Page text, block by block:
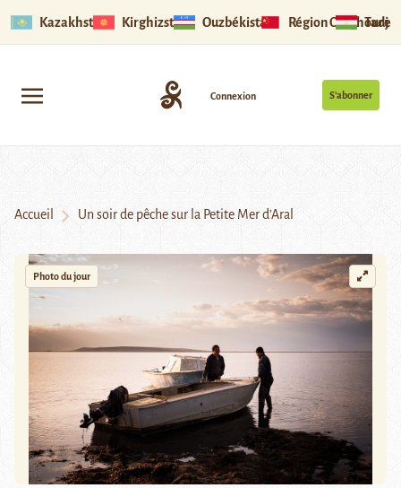
Kazakhstan Kirghizstan Ouzbékistan Région Ouïghoure
S’abonner
Connexion
Accueil Un soir de pêche sur la Petite Mer d’Aral
Photo du jour